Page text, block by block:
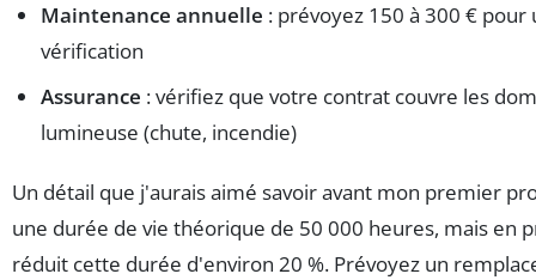
Maintenance annuelle : prévoyez 150 à 300 €
vérification
Assurance : vérifiez que votre contrat couvre les
lumineuse (chute, incendie)
Un détail que j'aurais aimé savoir avant mon premier
une durée de vie théorique de 50 000 heures, mais en
réduit cette durée d'environ 20 %. Prévoyez un